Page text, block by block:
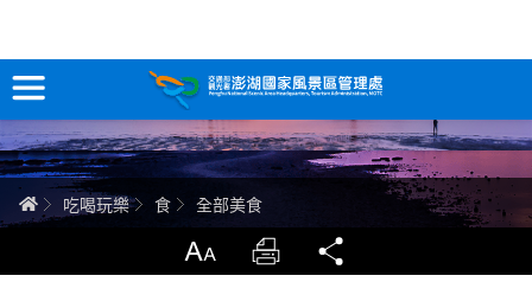
跳
到
主
要
內
容
訊息專區
關於澎湖
全部美食
首頁吃喝玩樂 食 全部美食
放大 列印